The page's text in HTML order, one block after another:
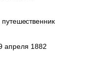
апреля 1882